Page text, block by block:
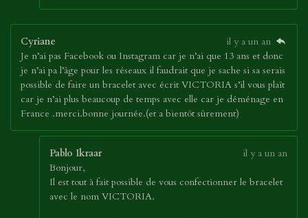
Cyriane
il y a un an
Je n’ai pas Facebook ou Instagram car je n’ai que 13 ans et donc
je n’ai pa l’âge pour les réseaux il faudrait que je sache si sa serais
possible de faire un bracelet avec écrit VICTORIA s’il vous plaît
car je n’ai plus beaucoup de temps avec elle car je déménage en
France .merci.bonne journée.(et a bientôt sûrement)
Pablo Ikraar
il y a un an
Bonjour,
Il est tout à fait possible de vous confectionner le bracelet
avec le nom VICTORIA.